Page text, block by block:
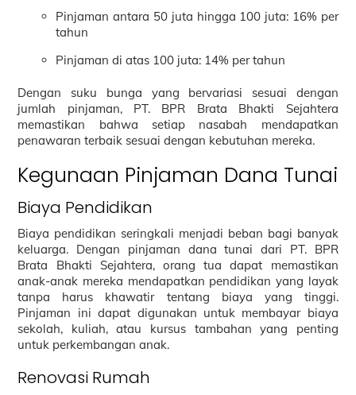
Pinjaman antara 50 juta hingga 100 juta: 16% per
tahun
Pinjaman di atas 100 juta: 14% per tahun
Dengan suku bunga yang bervariasi sesuai dengan
jumlah pinjaman, PT. BPR Brata Bhakti Sejahtera
memastikan bahwa setiap nasabah mendapatkan
penawaran terbaik sesuai dengan kebutuhan mereka.
Kegunaan Pinjaman Dana Tunai
Biaya Pendidikan
Biaya pendidikan seringkali menjadi beban bagi banyak
keluarga. Dengan pinjaman dana tunai dari PT. BPR
Brata Bhakti Sejahtera, orang tua dapat memastikan
anak-anak mereka mendapatkan pendidikan yang layak
tanpa harus khawatir tentang biaya yang tinggi.
Pinjaman ini dapat digunakan untuk membayar biaya
sekolah, kuliah, atau kursus tambahan yang penting
untuk perkembangan anak.
Renovasi Rumah